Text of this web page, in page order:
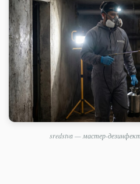
sredstva — мастер-